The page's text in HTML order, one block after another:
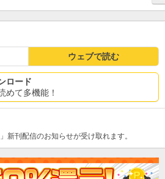
ウェブで読む
ロード
めて多機能！
新刊配信のお知らせが受け取れます。